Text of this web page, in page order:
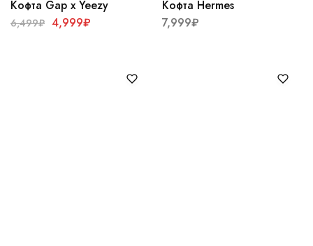
Кофта Gap x Yeezy
6,499₽ 4,999₽
Кофта Hermes
7,999₽